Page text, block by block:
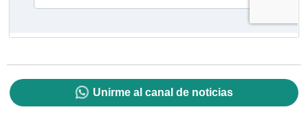
Unirme al canal de noticias